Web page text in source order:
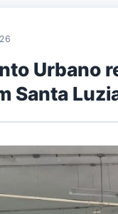
Urbano
Santa